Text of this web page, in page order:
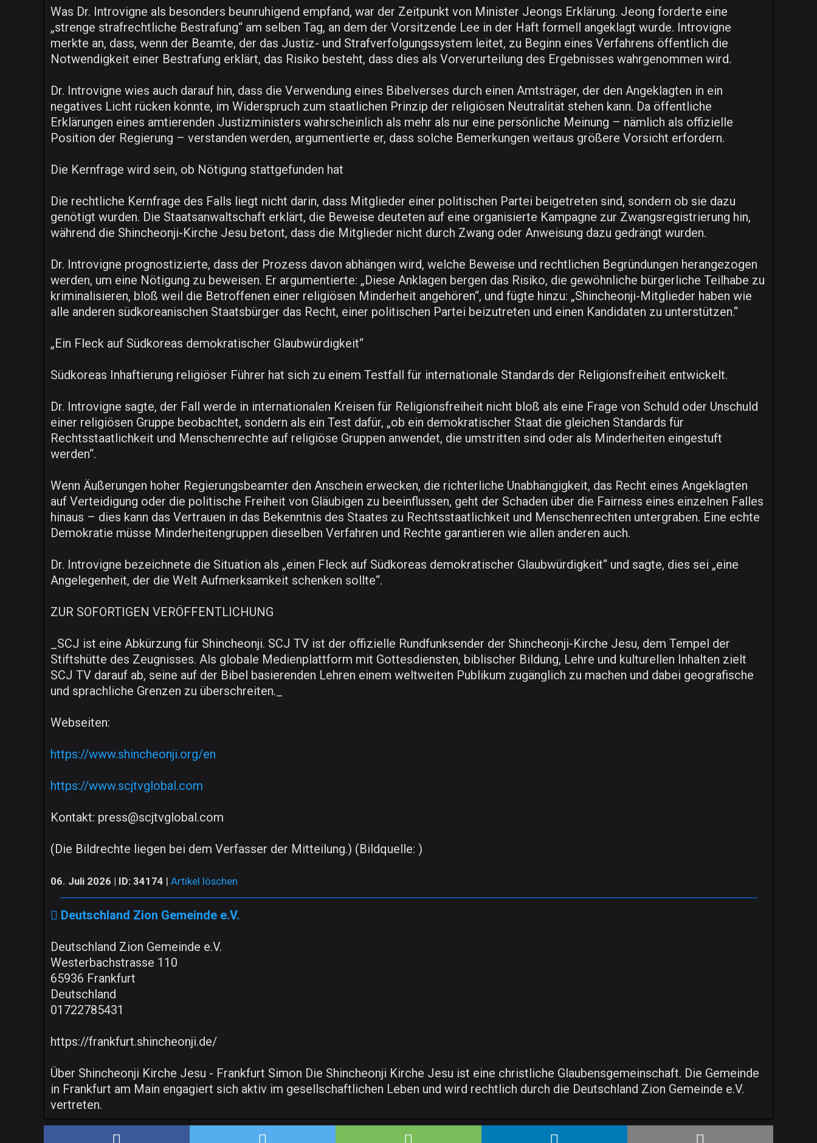
Was Dr. Introvigne als besonders beunruhigend empfand, war der Zeitpunkt von Minister Jeongs Erklärung. Jeong forderte eine
„strenge strafrechtliche Bestrafung“ am selben Tag, an dem der Vorsitzende Lee in der Haft formell angeklagt wurde. Introvigne
merkte an, dass, wenn der Beamte, der das Justiz- und Strafverfolgungssystem leitet, zu Beginn eines Verfahrens öffentlich die
Notwendigkeit einer Bestrafung erklärt, das Risiko besteht, dass dies als Vorverurteilung des Ergebnisses wahrgenommen wird.
Dr. Introvigne wies auch darauf hin, dass die Verwendung eines Bibelverses durch einen Amtsträger, der den Angeklagten in ein
negatives Licht rücken könnte, im Widerspruch zum staatlichen Prinzip der religiösen Neutralität stehen kann. Da öffentliche
Erklärungen eines amtierenden Justizministers wahrscheinlich als mehr als nur eine persönliche Meinung – nämlich als offizielle
Position der Regierung – verstanden werden, argumentierte er, dass solche Bemerkungen weitaus größere Vorsicht erfordern.
Die Kernfrage wird sein, ob Nötigung stattgefunden hat
Die rechtliche Kernfrage des Falls liegt nicht darin, dass Mitglieder einer politischen Partei beigetreten sind, sondern ob sie dazu
genötigt wurden. Die Staatsanwaltschaft erklärt, die Beweise deuteten auf eine organisierte Kampagne zur Zwangsregistrierung hin,
während die Shincheonji-Kirche Jesu betont, dass die Mitglieder nicht durch Zwang oder Anweisung dazu gedrängt wurden.
Dr. Introvigne prognostizierte, dass der Prozess davon abhängen wird, welche Beweise und rechtlichen Begründungen herangezogen
werden, um eine Nötigung zu beweisen. Er argumentierte: „Diese Anklagen bergen das Risiko, die gewöhnliche bürgerliche Teilhabe zu
kriminalisieren, bloß weil die Betroffenen einer religiösen Minderheit angehören“, und fügte hinzu: „Shincheonji-Mitglieder haben wie
alle anderen südkoreanischen Staatsbürger das Recht, einer politischen Partei beizutreten und einen Kandidaten zu unterstützen.“
„Ein Fleck auf Südkoreas demokratischer Glaubwürdigkeit“
Südkoreas Inhaftierung religiöser Führer hat sich zu einem Testfall für internationale Standards der Religionsfreiheit entwickelt.
Dr. Introvigne sagte, der Fall werde in internationalen Kreisen für Religionsfreiheit nicht bloß als eine Frage von Schuld oder Unschuld
einer religiösen Gruppe beobachtet, sondern als ein Test dafür, „ob ein demokratischer Staat die gleichen Standards für
Rechtsstaatlichkeit und Menschenrechte auf religiöse Gruppen anwendet, die umstritten sind oder als Minderheiten eingestuft
werden“.
Wenn Äußerungen hoher Regierungsbeamter den Anschein erwecken, die richterliche Unabhängigkeit, das Recht eines Angeklagten
auf Verteidigung oder die politische Freiheit von Gläubigen zu beeinflussen, geht der Schaden über die Fairness eines einzelnen Falles
hinaus – dies kann das Vertrauen in das Bekenntnis des Staates zu Rechtsstaatlichkeit und Menschenrechten untergraben. Eine echte
Demokratie müsse Minderheitengruppen dieselben Verfahren und Rechte garantieren wie allen anderen auch.
Dr. Introvigne bezeichnete die Situation als „einen Fleck auf Südkoreas demokratischer Glaubwürdigkeit“ und sagte, dies sei „eine
Angelegenheit, der die Welt Aufmerksamkeit schenken sollte“.
ZUR SOFORTIGEN VERÖFFENTLICHUNG
_SCJ ist eine Abkürzung für Shincheonji. SCJ TV ist der offizielle Rundfunksender der Shincheonji-Kirche Jesu, dem Tempel der
Stiftshütte des Zeugnisses. Als globale Medienplattform mit Gottesdiensten, biblischer Bildung, Lehre und kulturellen Inhalten zielt
SCJ TV darauf ab, seine auf der Bibel basierenden Lehren einem weltweiten Publikum zugänglich zu machen und dabei geografische
und sprachliche Grenzen zu überschreiten._
Webseiten:
https://www.shincheonji.org/en
https://www.scjtvglobal.com
Kontakt: press@scjtvglobal.com
(Die Bildrechte liegen bei dem Verfasser der Mitteilung.) (Bildquelle: )
06. Juli 2026 | ID: 34174 Artikel löschen
Deutschland Zion Gemeinde e.V.
Deutschland Zion Gemeinde e.V.
Westerbachstrasse 110
65936 Frankfurt
Deutschland
01722785431
https://frankfurt.shincheonji.de/
Über Shincheonji Kirche Jesu - Frankfurt Simon Die Shincheonji Kirche Jesu ist eine christliche Glaubensgemeinschaft. Die Gemeinde
in Frankfurt am Main engagiert sich aktiv im gesellschaftlichen Leben und wird rechtlich durch die Deutschland Zion Gemeinde e.V.
vertreten.